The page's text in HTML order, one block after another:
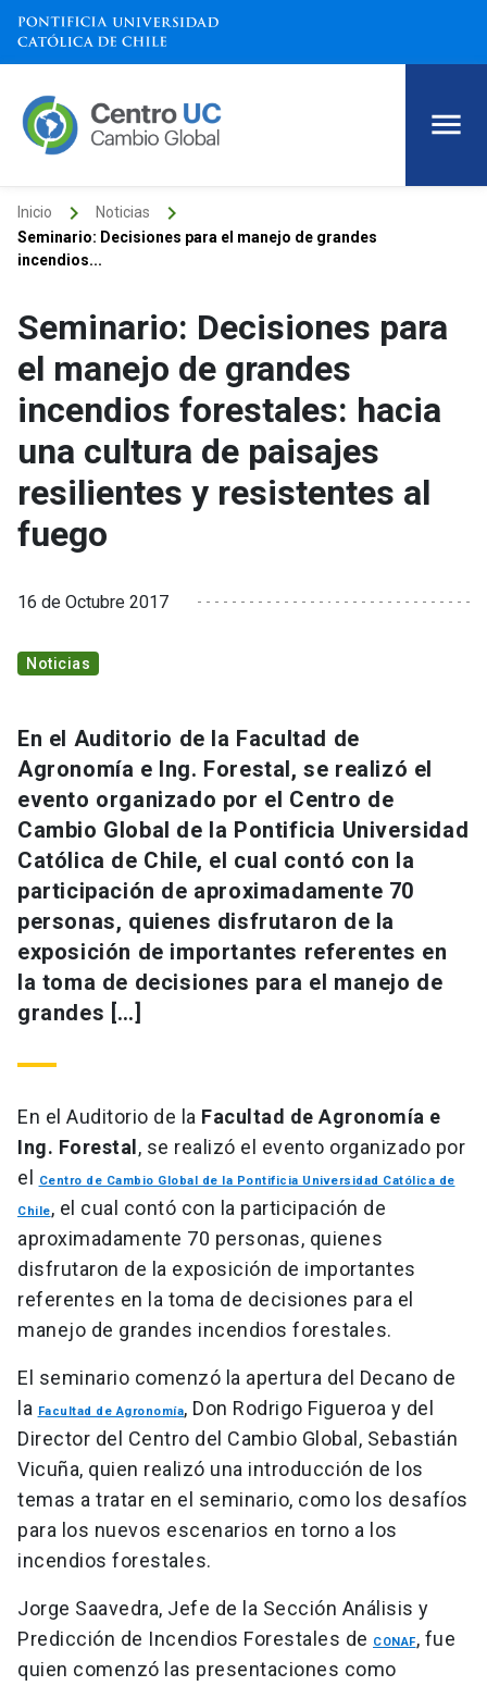
Inicio keyboard_arrow_right Noticias keyboard_arrow_right
Seminario: Decisiones para el manejo de grandes
incendios...
Seminario: Decisiones para
el manejo de grandes
incendios forestales: hacia
una cultura de paisajes
resilientes y resistentes al
fuego
16 de Octubre 2017
Noticias
En el Auditorio de la Facultad de
Agronomía e Ing. Forestal, se realizó el
evento organizado por el Centro de
Cambio Global de la Pontificia Universidad
Católica de Chile, el cual contó con la
participación de aproximadamente 70
personas, quienes disfrutaron de la
exposición de importantes referentes en
la toma de decisiones para el manejo de
grandes […]
En el Auditorio de la Facultad de Agronomía e
Ing. Forestal, se realizó el evento organizado por
el Centro de Cambio Global de la Pontificia Universidad Católica de
Chile, el cual contó con la participación de
aproximadamente 70 personas, quienes
disfrutaron de la exposición de importantes
referentes en la toma de decisiones para el
manejo de grandes incendios forestales.
El seminario comenzó la apertura del Decano de
la Facultad de Agronomía, Don Rodrigo Figueroa y del
Director del Centro del Cambio Global, Sebastián
Vicuña, quien realizó una introducción de los
temas a tratar en el seminario, como los desafíos
para los nuevos escenarios en torno a los
incendios forestales.
Jorge Saavedra, Jefe de la Sección Análisis y
Predicción de Incendios Forestales de CONAF, fue
quien comenzó las presentaciones como